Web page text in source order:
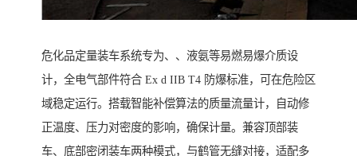
危化品定量装车系统专为、、液氨等易燃易爆介质设
计，全电气部件符合 Ex d IIB T4 防爆标准，可在危险区
域稳定运行。搭载智能补偿算法的质量流量计，自动修
正温度、压力对密度的影响，确保计量。兼容顶部装
车、底部密闭装车两种模式，与鹤管无缝对接，适配多